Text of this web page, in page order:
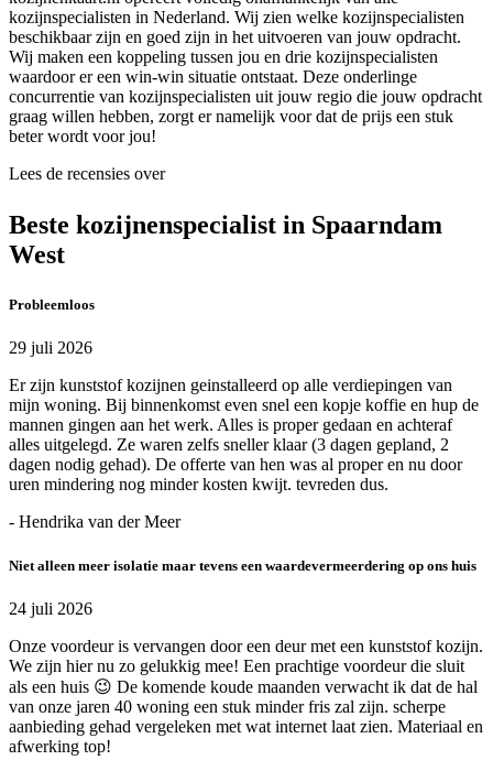
kozijnspecialisten in Nederland. Wij zien welke kozijnspecialisten
beschikbaar zijn en goed zijn in het uitvoeren van jouw opdracht.
Wij maken een koppeling tussen jou en drie kozijnspecialisten
waardoor er een win-win situatie ontstaat. Deze onderlinge
concurrentie van kozijnspecialisten uit jouw regio die jouw opdracht
graag willen hebben, zorgt er namelijk voor dat de prijs een stuk
beter wordt voor jou!
Lees de recensies over
Beste kozijnenspecialist in Spaarndam
West
Probleemloos
29 juli 2026
Er zijn kunststof kozijnen geinstalleerd op alle verdiepingen van
mijn woning. Bij binnenkomst even snel een kopje koffie en hup de
mannen gingen aan het werk. Alles is proper gedaan en achteraf
alles uitgelegd. Ze waren zelfs sneller klaar (3 dagen gepland, 2
dagen nodig gehad). De offerte van hen was al proper en nu door
uren mindering nog minder kosten kwijt. tevreden dus.
- Hendrika van der Meer
Niet alleen meer isolatie maar tevens een waardevermeerdering op ons huis
24 juli 2026
Onze voordeur is vervangen door een deur met een kunststof kozijn.
We zijn hier nu zo gelukkig mee! Een prachtige voordeur die sluit
als een huis 😉 De komende koude maanden verwacht ik dat de hal
van onze jaren 40 woning een stuk minder fris zal zijn. scherpe
aanbieding gehad vergeleken met wat internet laat zien. Materiaal en
afwerking top!